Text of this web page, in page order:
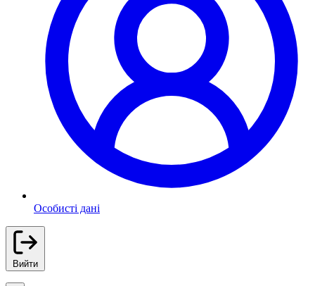
Особисті дані
Вийти